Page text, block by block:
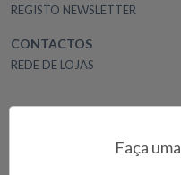
REGISTO NEWSLETTER
CONTACTOS
REDE DE LOJAS
CONDIÇÕES DE UTILIZAÇÃO
POLÍTICA DE PRIVACIDADE
Faça